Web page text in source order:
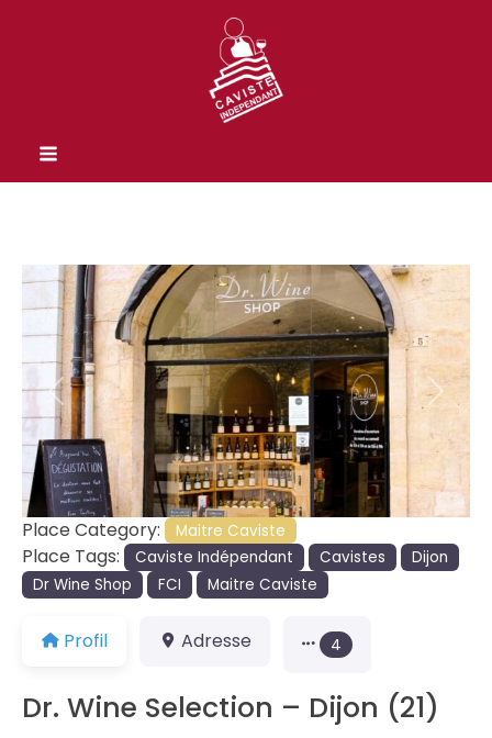
Previous Next
Place Category: Maitre Caviste
Place Tags: Caviste Indépendant Cavistes
Dijon
Dr Wine Shop
FCI Maitre Caviste
Profil Adresse 4
Dr. Wine Selection – Dijon (21)